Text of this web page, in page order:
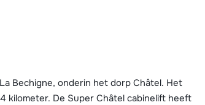
Bechigne, onderin het dorp Châtel. Het
kilometer. De Super Châtel cabinelift heeft